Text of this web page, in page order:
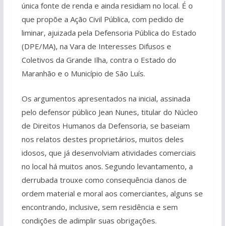
única fonte de renda e ainda residiam no local. É o
que propõe a Ação Civil Pública, com pedido de
liminar, ajuizada pela Defensoria Pública do Estado
(DPE/MA), na Vara de Interesses Difusos e
Coletivos da Grande Ilha, contra o Estado do
Maranhão e o Município de São Luís.
Os argumentos apresentados na inicial, assinada
pelo defensor público Jean Nunes, titular do Núcleo
de Direitos Humanos da Defensoria, se baseiam
nos relatos destes proprietários, muitos deles
idosos, que já desenvolviam atividades comerciais
no local há muitos anos. Segundo levantamento, a
derrubada trouxe como consequência danos de
ordem material e moral aos comerciantes, alguns se
encontrando, inclusive, sem residência e sem
condições de adimplir suas obrigações.